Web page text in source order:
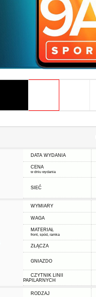
DATA WYDANIA
CENA
w dniu wydania
SIEĆ
WYMIARY
WAGA
MATERIAŁ
front, spód, ramka
ZŁĄCZA
GNIAZDO
CZYTNIK LINII
PAPILARNYCH
RODZAJ